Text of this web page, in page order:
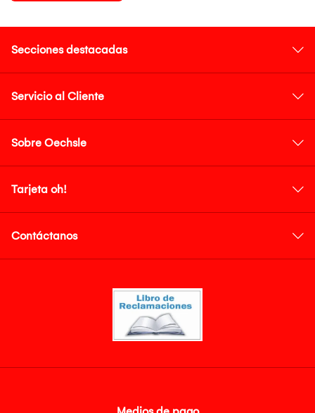
Secciones destacadas
Servicio al Cliente
Sobre Oechsle
Tarjeta oh!
Contáctanos